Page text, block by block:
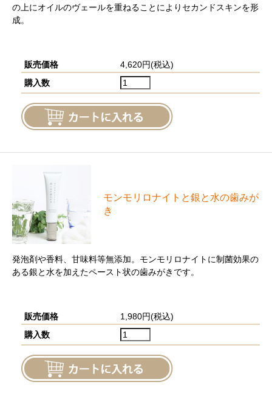
の上にオイルのヴェールを重ねることによりセカンドスキンを形
成。
販売価格
4,620円(税込)
購入数
モンモリロナイトと銀と⽔の⻭みが
き
発泡剤や香料、甘味料等無添加。モンモリロナイトに制菌効果の
ある銀と水を加えたペースト状の歯みがきです。
販売価格
1,980円(税込)
購入数